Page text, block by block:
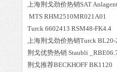
上海荆戈劲价热销SAT
MTS RHM2510MR021A01
Turck 6602413 RSM48-FK4.4
上海荆戈劲价热销Turck BL20-
荆戈优势热销 Staubli
荆戈推荐BECKHOFF BK1120